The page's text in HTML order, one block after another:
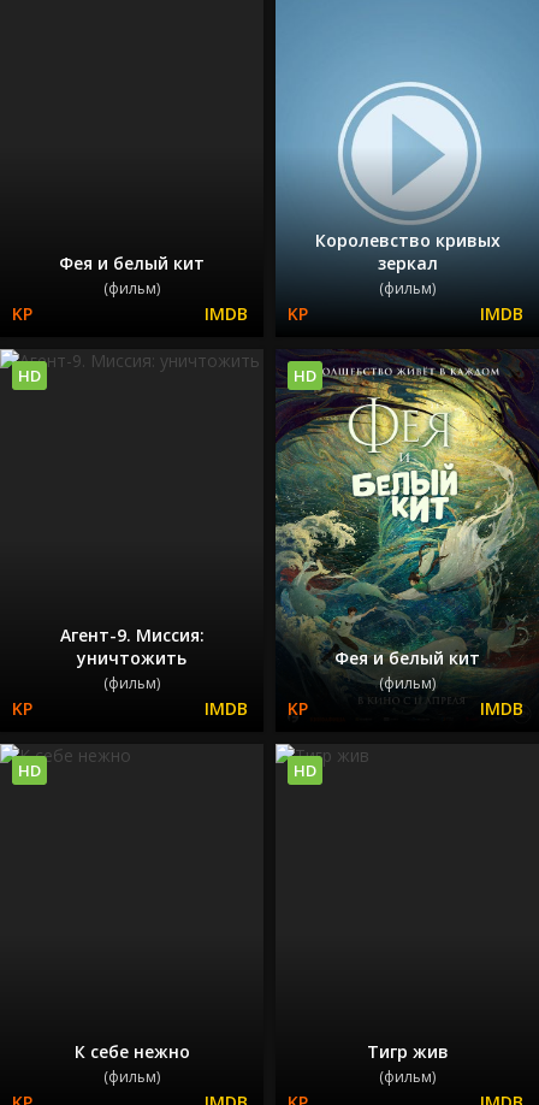
Фея и белый кит
(фильм)
Королевство кривых
зеркал
(фильм)
Агент-9. Миссия:
уничтожить
(фильм)
HD
Фея и белый кит
(фильм)
HD
К себе нежно
(фильм)
HD
Тигр жив
(фильм)
HD